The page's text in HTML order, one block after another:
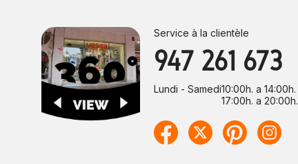
Service à la clientèle
947 261 673
Lundi - Samedi10:00h. a 14:00h.
17:00h. a 20:00h.